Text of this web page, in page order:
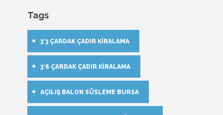
Tags
3*3 ÇARDAK ÇADIR KIRALAMA
3*6 ÇARDAK ÇADIR KIRALAMA
AÇILIŞ BALON SÜSLEME BURSA